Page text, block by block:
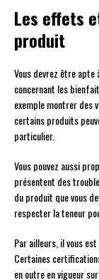
Les effets
produit
Vous devrez être
concernant les
exemple montrer des
certains produits
particulier.
Vous pouvez aussi
présentent des
du produit que vous
respecter la teneur
Par ailleurs, il vous
Certaines
en outre en vigueur